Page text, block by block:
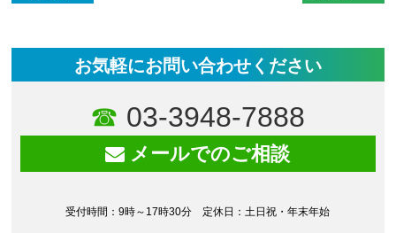
お気軽にお問い合わせください
03-3948-7888
メールでのご相談
受付時間：9時～17時30分 定休日：土日祝・年末年始